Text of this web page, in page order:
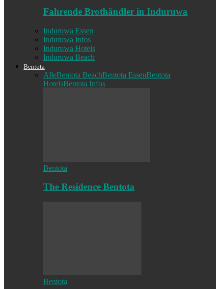
Fahrende Brothändler in Induruwa
Induruwa Essen
Induruwa Infos
Induruwa Hotels
Induruwa Beach
Bentota
AlleBentota BeachBentota EssenBentota
HotelsBentota Infos
Bentota
The Residence Bentota
Bentota